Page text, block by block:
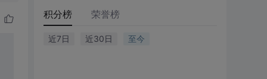
积分榜 荣誉榜
近7日 近30日 至今